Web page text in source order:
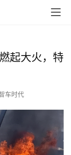
起大火，特
车时代